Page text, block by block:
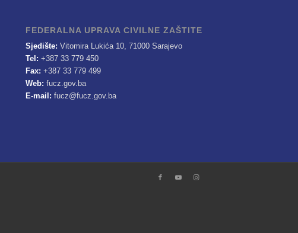
FEDERALNA UPRAVA CIVILNE ZAŠTITE
Sjedište: Vitomira Lukića 10, 71000 Sarajevo
Tel: +387 33 779 450
Fax: +387 33 779 499
Web: fucz.gov.ba
E-mail: fucz@fucz.gov.ba